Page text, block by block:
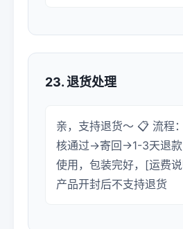
23. 退货处理
亲，支持退货～ 📋 流程
核通过→寄回→1-3天退
使用，包装完好，[运费
产品开封后不支持退货